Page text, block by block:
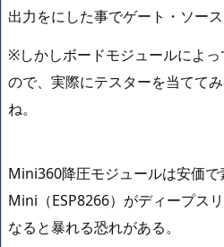
出力をにした事でゲート・ソー
※しかしボードモジュールによ
ので、実際にテスターを当てて
ね。
Mini360降圧モジュールは安価で
Mini（ESP8266）がディープス
なると暴れる恐れがある。